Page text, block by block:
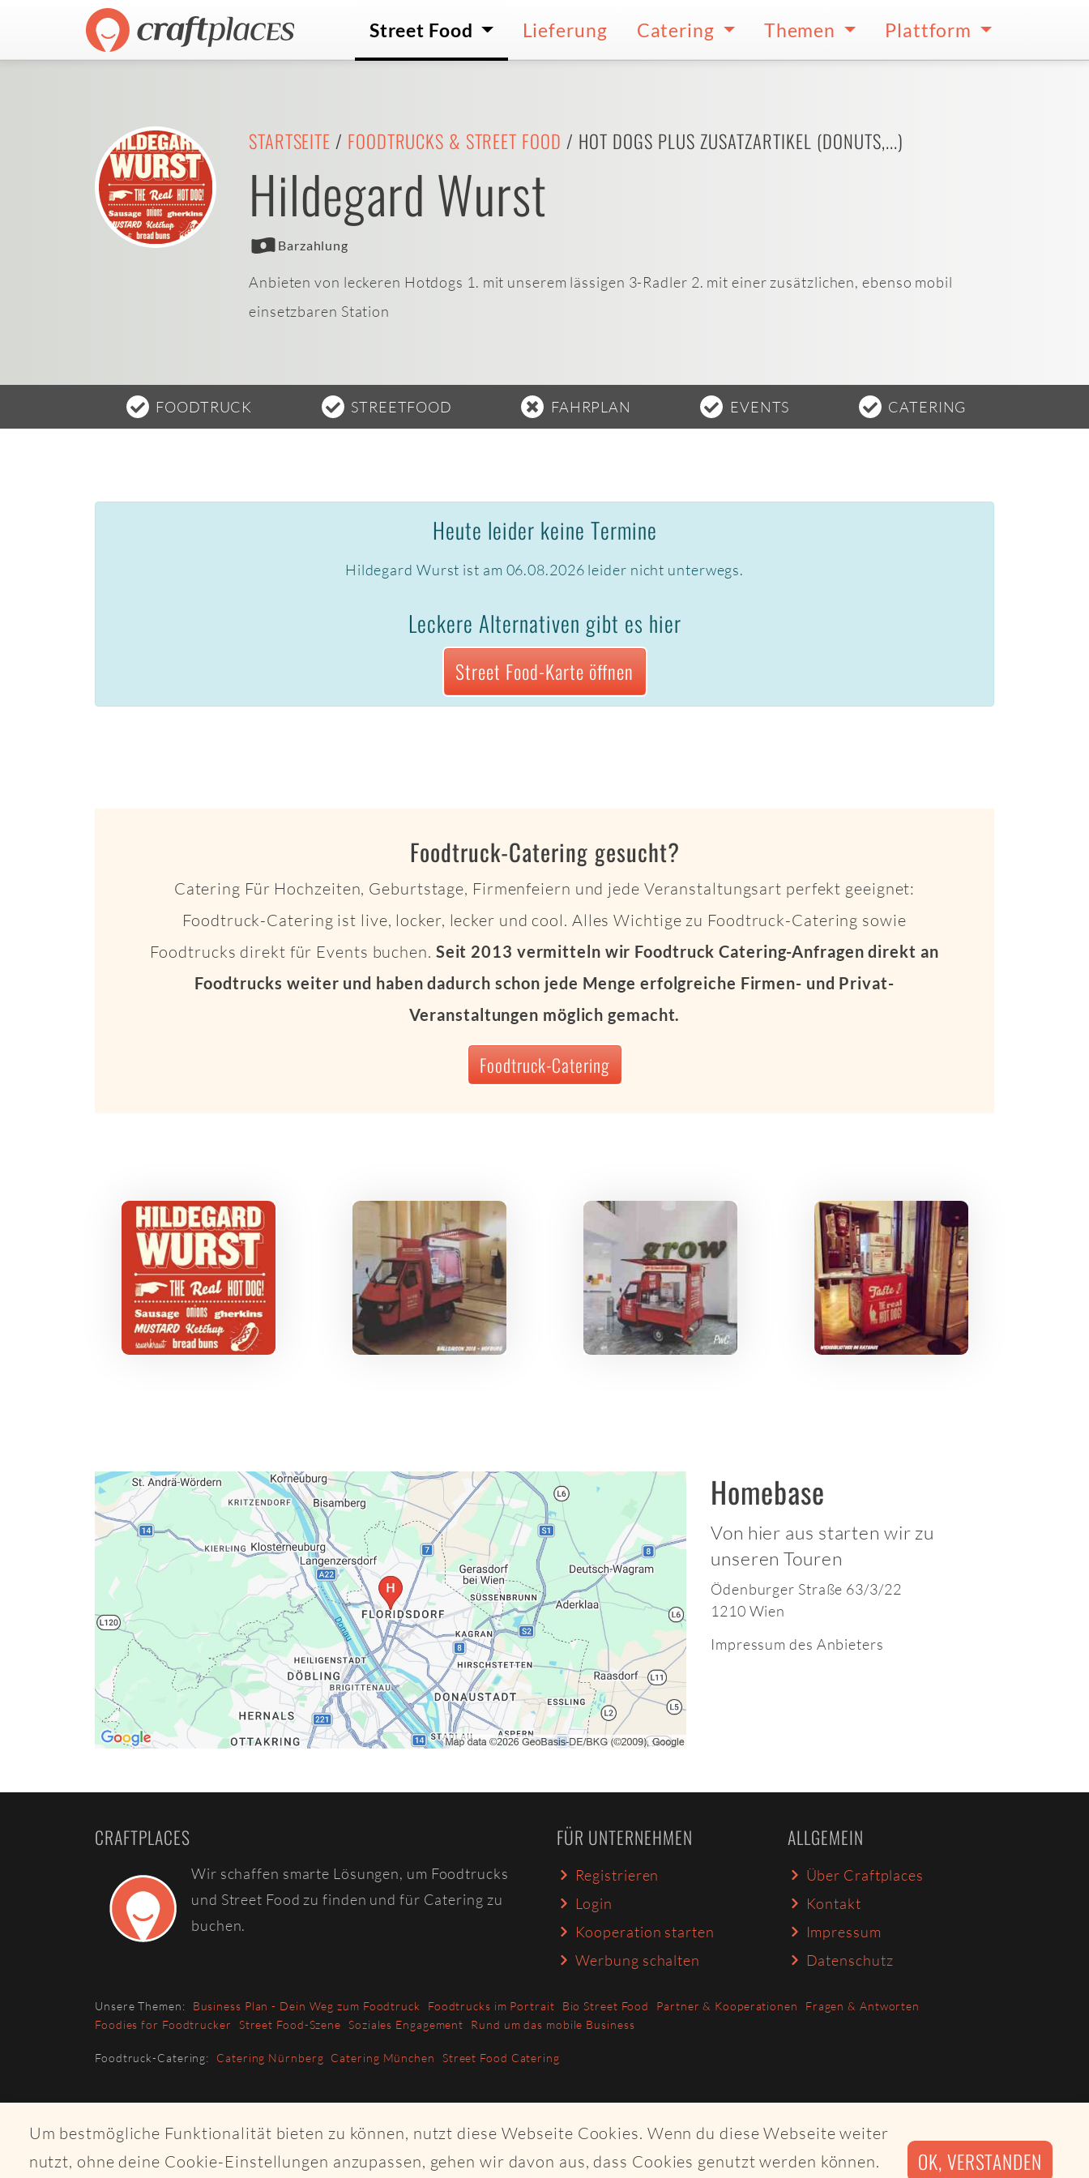
Um bestmögliche Funktionalität bieten zu können, nutzt diese Webseite Cookies. Wenn du diese Webseite weiter
nutzt, ohne deine Cookie-Einstellungen anzupassen, gehen wir davon aus, dass Cookies genutzt werden können.
OK, VERSTANDEN
Street Food Lieferung Catering Themen Plattform
STARTSEITE / FOODTRUCKS & STREET FOOD / HOT DOGS PLUS ZUSATZARTIKEL (DONUTS,...)
Hildegard Wurst
Barzahlung
Anbieten von leckeren Hotdogs 1. mit unserem lässigen 3-Radler 2. mit einer zusätzlichen, ebenso mobil
einsetzbaren Station
FOODTRUCK STREETFOOD FAHRPLAN EVENTS CATERING
Heute leider keine Termine
Hildegard Wurst ist am 06.08.2026 leider nicht unterwegs.
Leckere Alternativen gibt es hier
Street Food-Karte öffnen
Foodtruck-Catering gesucht?
Catering Für Hochzeiten, Geburtstage, Firmenfeiern und jede Veranstaltungsart perfekt geeignet:
Foodtruck-Catering ist live, locker, lecker und cool. Alles Wichtige zu Foodtruck-Catering sowie
Foodtrucks direkt für Events buchen. Seit 2013 vermitteln wir Foodtruck Catering-Anfragen direkt an
Foodtrucks weiter und haben dadurch schon jede Menge erfolgreiche Firmen- und Privat-
Veranstaltungen möglich gemacht.
Foodtruck-Catering
Homebase
Von hier aus starten wir zu
unseren Touren
Ödenburger Straße 63/3/22
1210 Wien
Impressum des Anbieters
CRAFTPLACES
Wir schaffen smarte Lösungen, um Foodtrucks
und Street Food zu finden und für Catering zu
buchen.
FÜR UNTERNEHMEN
Registrieren
Login
Kooperation starten
Werbung schalten
ALLGEMEIN
Über Craftplaces
Kontakt
Impressum
Datenschutz
Unsere Themen: Business Plan - Dein Weg zum Foodtruck Foodtrucks im Portrait Bio Street Food Partner & Kooperationen
Fragen & Antworten
Foodies for Foodtrucker
Street Food-Szene Soziales Engagement Rund um das mobile Business
Foodtruck-Catering: Catering Nürnberg Catering München Street Food Catering